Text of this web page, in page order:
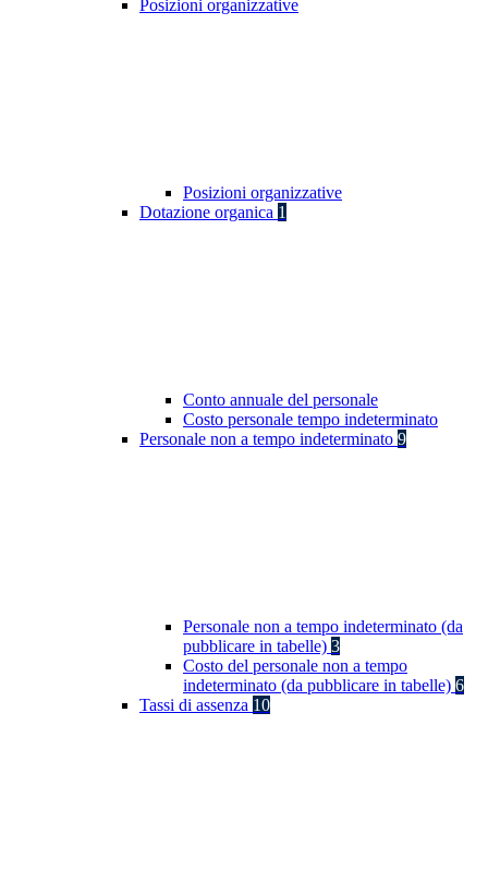
Posizioni organizzative
Posizioni organizzative
Dotazione organica 1
Conto annuale del personale
Costo personale tempo indeterminato
Personale non a tempo indeterminato 9
Personale non a tempo indeterminato (da
pubblicare in tabelle) 3
Costo del personale non a tempo
indeterminato (da pubblicare in tabelle) 6
Tassi di assenza 10